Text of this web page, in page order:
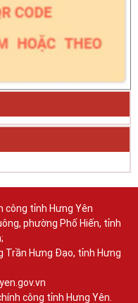
công tỉnh Hưng Yên
phường Phố Hiến, tỉnh
Trần Hưng Đạo, tỉnh Hưng
công tỉnh Hưng Yên.